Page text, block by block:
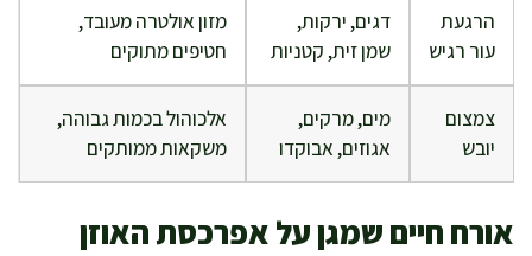
הרגעת
עור רגיש
דגים, ירקות,
שמן זית, קטניות
מזון אולטרה מעובד,
חטיפים מתוקים
צמצום
יובש
מים, מרקים,
אגוזים, אבוקדו
אלכוהול בכמות גבוהה,
משקאות ממותקים
אורח חיים שמגן על אפרכסת האוזן